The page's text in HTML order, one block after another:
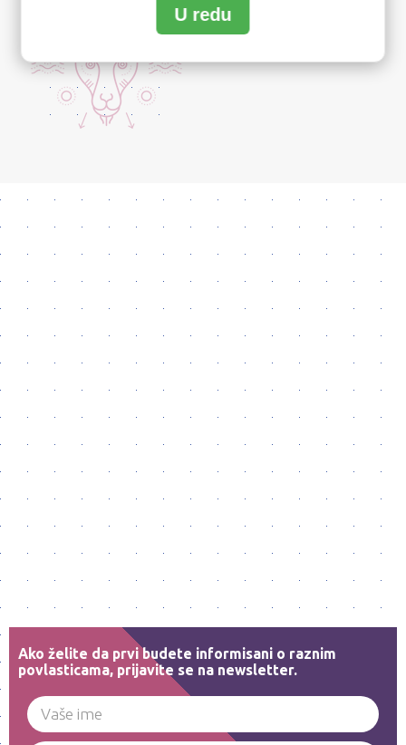
Ako želite da prvi budete informisani o raznim
povlasticama, prijavite se na newsletter.
U redu